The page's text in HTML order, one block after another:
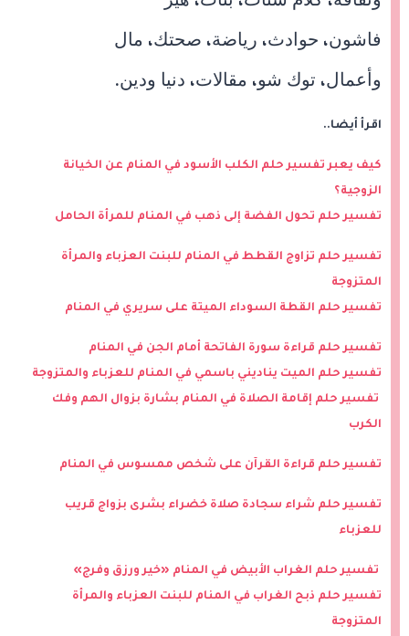
فاشون، حوادث، رياضة، صحتك، مال
وأعمال، توك شو، مقالات، دنيا ودين.
اقرأ أيضا..
كيف يعبر تفسير حلم الكلب الأسود في المنام عن الخيانة
الزوجية؟
تفسير حلم تحول الفضة إلى ذهب في المنام للمرأة الحامل
تفسير حلم تزاوج القطط في المنام للبنت العزباء والمرأة
المتزوجة
تفسير حلم القطة السوداء الميتة على سريري في المنام
تفسير حلم قراءة سورة الفاتحة أمام الجن في المنام
تفسير حلم الميت يناديني باسمي في المنام للعزباء والمتزوجة
تفسير حلم إقامة الصلاة في المنام بشارة بزوال الهم وفك
الكرب
تفسير حلم قراءة القرآن على شخص ممسوس في المنام
تفسير حلم شراء سجادة صلاة خضراء بشرى بزواج قريب
للعزباء
تفسير حلم الغراب الأبيض في المنام «خير ورزق وفرج»
تفسير حلم ذبح الغراب في المنام للبنت العزباء والمرأة
المتزوجة